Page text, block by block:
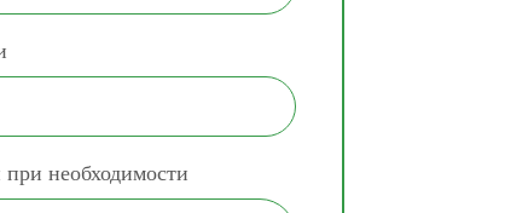
необходимости